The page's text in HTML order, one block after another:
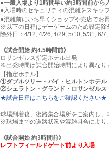
●一般入場より1時間早い約3時間前から
●入場時のセキュリティの混雑をスキッ
●混雑前にいち早くショップや売店でお
※以下の日程はデーゲームのため設定除
除外日：4/12, 4/26, 4/29, 5/10, 5/31, 6/
《試合開始 約4.5時間前》
ロサンゼルス指定ホテル出発
※出発時間は試合開始時間により異なり
【指定ホテル】
①ダブルツリー・バイ・ヒルトンホテル
②シェラトン・グランド・ロサンゼルス
★試合日程はこちらをご確認ください★
球場到着後、復路集合場所をご案内し、
※球場までの道路状況や混雑具合により
《試合開始 約3時間前》
レフトフィールドゲート前より入場